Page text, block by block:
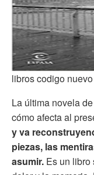
libros codigo nuevo
La última novela
cómo afecta al
y va
piezas, las
asumir. Es un libro